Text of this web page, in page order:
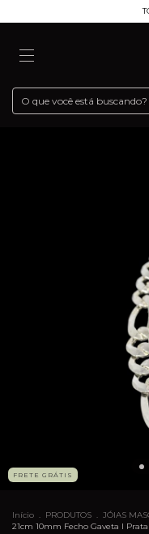
FRETE GRÁTIS
Início . PRODUTOS . JÓIAS
21cm 10mm Fecho Gaveta I Prata